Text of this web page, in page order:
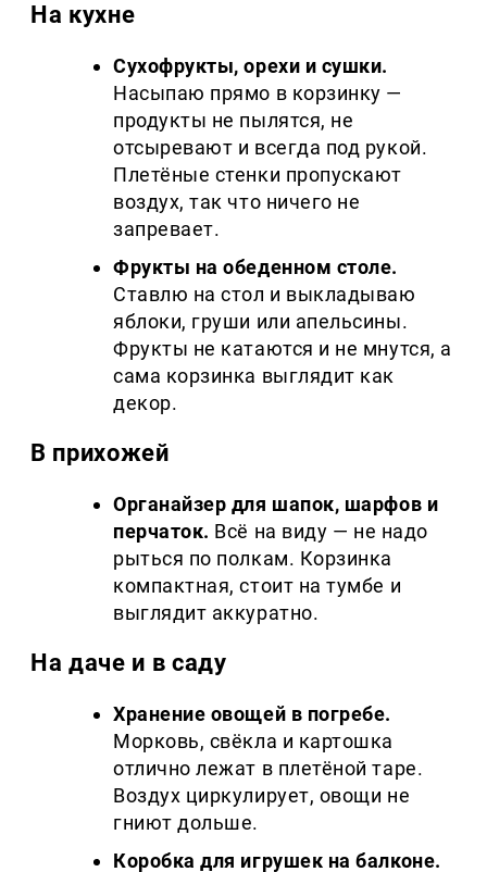
На кухне
Сухофрукты, орехи и сушки.
Насыпаю прямо в корзинку —
продукты не пылятся, не
отсыревают и всегда под рукой.
Плетёные стенки пропускают
воздух, так что ничего не
запревает.
Фрукты на обеденном столе.
Ставлю на стол и выкладываю
яблоки, груши или апельсины.
Фрукты не катаются и не мнутся, а
сама корзинка выглядит как
декор.
В прихожей
Органайзер для шапок, шарфов и
перчаток. Всё на виду — не надо
рыться по полкам. Корзинка
компактная, стоит на тумбе и
выглядит аккуратно.
На даче и в саду
Хранение овощей в погребе.
Морковь, свёкла и картошка
отлично лежат в плетёной таре.
Воздух циркулирует, овощи не
гниют дольше.
Коробка для игрушек на балконе.